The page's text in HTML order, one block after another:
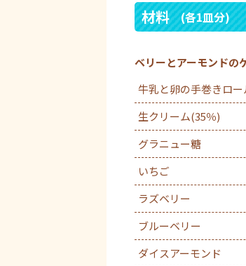
材料 (各1皿分)
ベリーとアーモンドの
牛乳と卵の手巻きロー
生クリーム(35％)
グラニュー糖
いちご
ラズベリー
ブルーベリー
ダイスアーモンド